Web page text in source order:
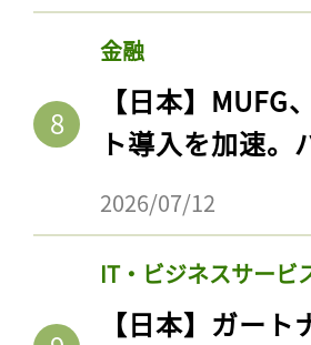
金融
【日本】
ト導入を加速。
2026/07/12
IT・ビジネスサービ
【日本】ガー